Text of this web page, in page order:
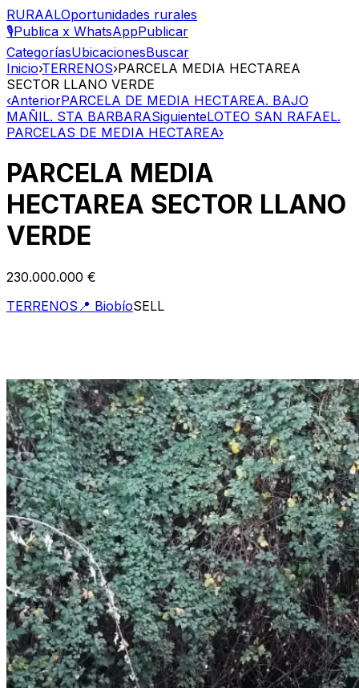
RURAALOportunidades rurales
🎙️Publica x WhatsAppPublicar
CategoríasUbicacionesBuscar
Inicio›TERRENOS›PARCELA MEDIA HECTAREA
SECTOR LLANO VERDE
‹AnteriorPARCELA DE MEDIA HECTAREA. BAJO
MAÑIL. STA BARBARASiguienteLOTEO SAN RAFAEL.
PARCELAS DE MEDIA HECTAREA›
PARCELA MEDIA
HECTAREA SECTOR LLANO
VERDE
230.000.000 €
TERRENOS 📍 BiobíoSELL